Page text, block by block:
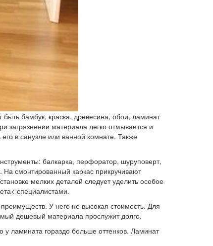
бамбук, краска, древесина, обои, ламинат
загрязнении материала легко отмывается и
в санузле или ванной комнате. Также
балкарка, перфоратор, шуруповерт,
На смонтированный каркас прикручивают
мелких деталей следует уделить особое
специалистами.
У него не высокая стоимость. Для
дешевый материала прослужит долго.
у ламината гораздо больше оттенков. Ламинат